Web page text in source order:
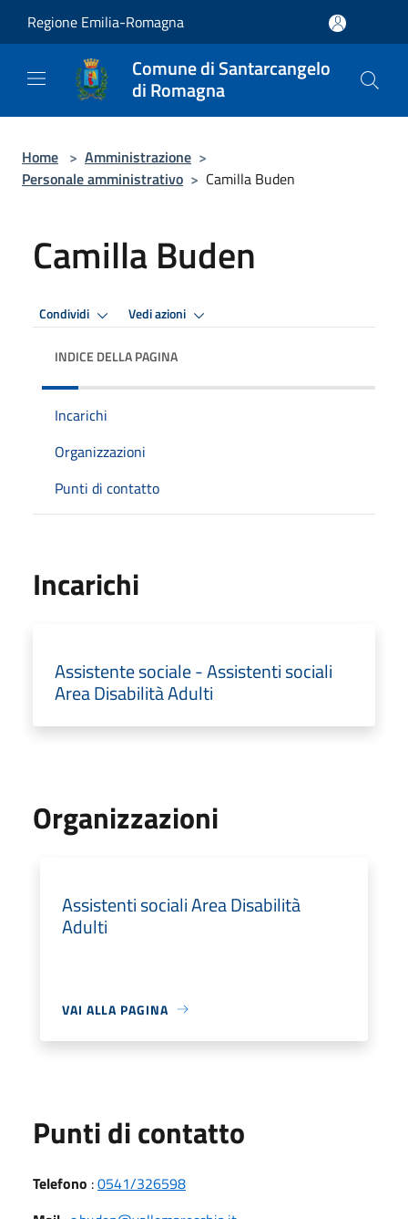
Regione Emilia-Romagna
Comune di Santarcangelo
di Romagna
Home > Amministrazione >
Personale amministrativo > Camilla Buden
Camilla Buden
Condividi Vedi azioni
INDICE DELLA PAGINA
Incarichi
Organizzazioni
Punti di contatto
Incarichi
Assistente sociale - Assistenti sociali
Area Disabilità Adulti
Organizzazioni
Assistenti sociali Area Disabilità
Adulti
VAI ALLA PAGINA
Punti di contatto
Telefono :0541/326598